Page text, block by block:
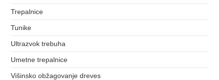
Trepalnice
Tunike
Ultrazvok trebuha
Umetne trepalnice
Višinsko obžagovanje dreves